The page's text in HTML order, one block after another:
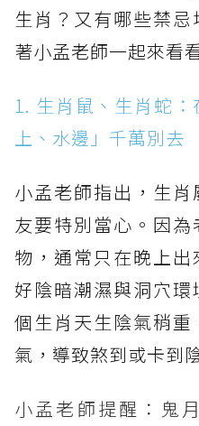
生肖？又有哪些禁
著小孟老師一起來看
1. 生肖鼠、生肖蛇
上、水邊」千萬別去
小孟老師指出，生
友要特別當心。因
物，通常只在晚上
好陰暗潮濕與洞穴
個生肖天生陰氣稍
氣，導致煞到或卡到
小孟老師提醒：鬼